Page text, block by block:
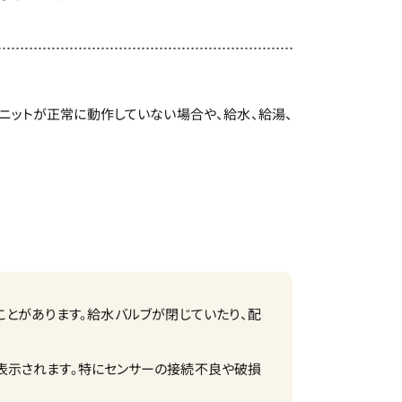
トが正常に動作していない場合や、給水、給湯、
があります。給水バルブが閉じていたり、配
されます。特にセンサーの接続不良や破損